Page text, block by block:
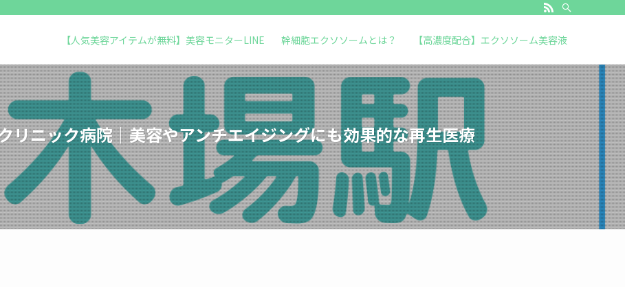
【人気美容アイテムが無料】美容モニターLINE 幹細胞エクソソームとは？ 【高濃度配合】エクソソーム美容液
リニック病院｜美容やアンチエイジングにも効果的な再生医療